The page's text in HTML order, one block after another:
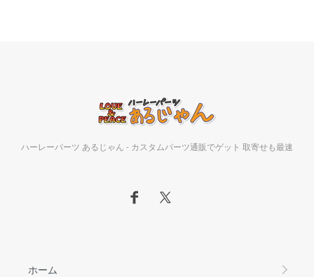
ハーレーパーツ あるじゃん - カスタムパーツ通販でゲット 取寄せも最速
ホーム